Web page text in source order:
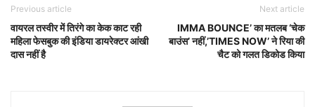
Previous article
वायरल तस्वीर में तिरंगे का केक काट रही
महिला फेसबुक की इंडिया डायरेक्टर आंखी
दास नहीं है
Next article
IMMA BOUNCE’ का मतलब ‘चेक
बाउंस’ नहीं,’TIMES NOW’ ने रिया की
चैट को गलत डिकोड किया